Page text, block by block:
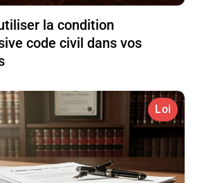
la condition
code civil dans vos
Loi